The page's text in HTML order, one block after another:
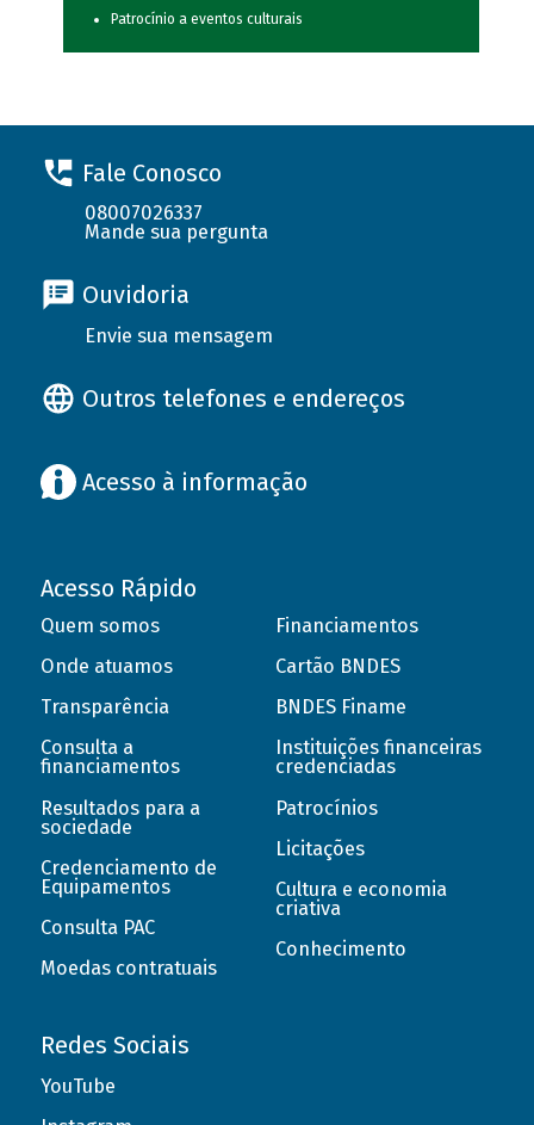
Patrocínio a eventos culturais
Fale Conosco
08007026337
Mande sua pergunta
Ouvidoria
Envie sua mensagem
Outros telefones e endereços
Acesso à informação
Acesso Rápido
Quem somos
Onde atuamos
Transparência
Consulta a
financiamentos
Resultados para a
sociedade
Credenciamento de
Equipamentos
Consulta PAC
Moedas contratuais
Financiamentos
Cartão BNDES
BNDES Finame
Instituições financeiras
credenciadas
Patrocínios
Licitações
Cultura e economia
criativa
Conhecimento
Redes Sociais
YouTube